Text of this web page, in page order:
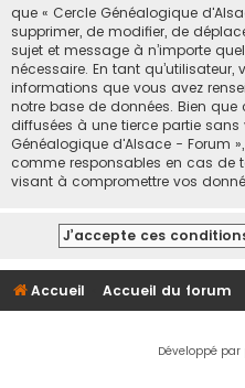
que « Cercle Généalogique
supprimer, de modifier, de
sujet et message à n’importe
nécessaire. En tant
informations que vous avez
notre base de données. Bien
diffusées à une tierce partie sans
Généalogique d'Alsace - Forum
comme responsables en cas de
visant à compromettre vos
Accueil Accueil du forum
Développé par